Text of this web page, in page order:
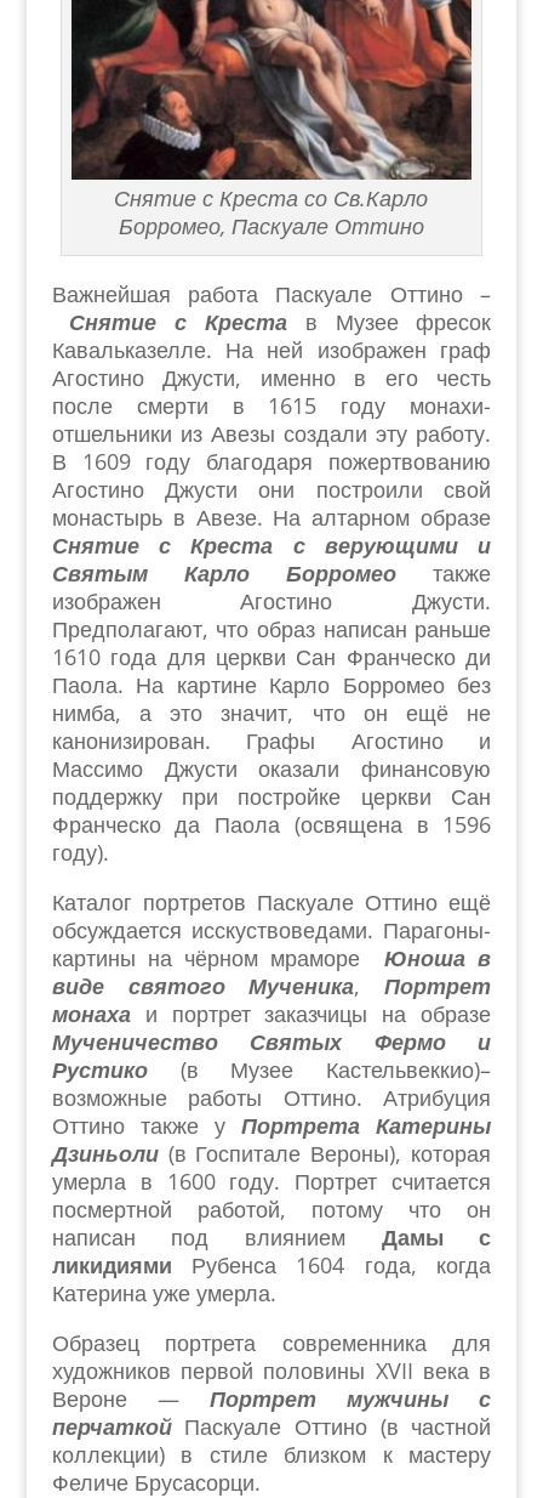
Снятие с Креста со Св.Карло
Борромео, Паскуале Оттино
Важнейшая работа Паскуале Оттино –
Снятие с Креста
в Музее фресок
Кавальказелле. На ней изображен граф
Агостино Джусти, именно в его честь
после смерти в 1615 году монахи-
отшельники из Авезы создали эту работу.
В 1609 году благодаря пожертвованию
Агостино Джусти они построили свой
монастырь в Авезе. На алтарном образе
Снятие с Креста с верующими и
Святым Карло Борромео также
изображен Агостино Джусти.
Предполагают, что образ написан раньше
1610 года для церкви Сан Франческо ди
Паола. На картине Карло Борромео без
нимба, а это значит, что он ещё не
канонизирован. Графы Агостино и
Массимо Джусти оказали финансовую
поддержку при постройке церкви Сан
Франческо да Паола (освящена в 1596
году).
Каталог портретов Паскуале Оттино ещё
обсуждается исскуствоведами. Парагоны-
картины на чёрном мрамореЮноша в
виде святого Мученика,Портрет
монаха и портрет заказчицы на образе
Мученичество Святых Фермо и
Рустико(в Музее Кастельвеккио)–
возможные работы Оттино.Атрибуция
Оттино также уПортрета Катерины
Дзиньоли(в Госпитале Вероны), которая
умерла в 1600 году. Портрет считается
посмертной работой, потому что он
написан под влиянием Дамы с
ликидиями Рубенса 1604 года, когда
Катерина уже умерла.
Образец портрета современника для
художников первой половины XVII века в
Вероне — Портрет мужчины с
перчаткойПаскуале Оттино (в частной
коллекции) в стиле близком к мастеру
Феличе Брусасорци.